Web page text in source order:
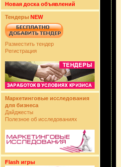
Новая доска объявлений
Тендеры NEW
Разместить тендер
Регистрация
Маркетинговые исследования
для бизнеса
Дайджесты
Полезное об исследованиях
Flash игры